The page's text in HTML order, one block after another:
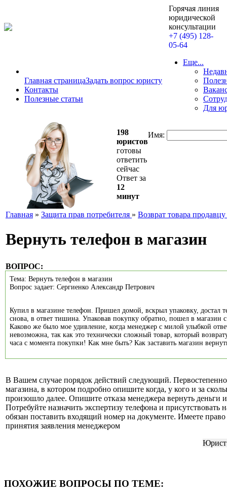
Горячая линия
юридической
консультации
+7 (495) 128-
05-64
Главная страницаЗадать вопрос юристу
Контакты
Полезные статьи
Еще...
Для
198
юристов
готовы
ответить
сейчас
Ответ за
12
минут
Имя:
Главная » Защита прав потребителя » Возврат товара
Вернуть телефон в магазин
ВОПРОС:
Тема: Вернуть телефон в магазин
Вопрос задает: Сергиенко Александр Петрович
Купил в магазине телефон. Пришел домой, вскрыл упаковку, достал
снова, в ответ тишина. Упаковав покупку обратно, пошел в магазин
Каково же было мое удивление, когда менеджер с милой улыбкой
невозможна, так как это технически сложный товар, который
часа с момента покупки! Как мне быть? Как заставить магазин
В Вашем случае порядок действий следующий. Первостепенно
магазина, в котором подробно опишите когда, у кого и за
произошло далее. Опишите отказа менеджера вернуть деньги
Потребуйте назначить экспертизу телефона и
обязан поставить входящий номер на документе. Имеете
принятия заявления менеджером
Юрист
ПОХОЖИЕ ВОПРОСЫ ПО ТЕМЕ: